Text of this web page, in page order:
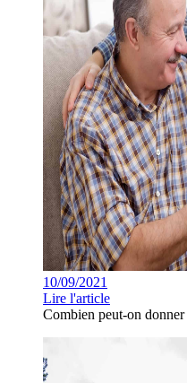
10/09/2021
Lire l'article
Combien peut-on donner